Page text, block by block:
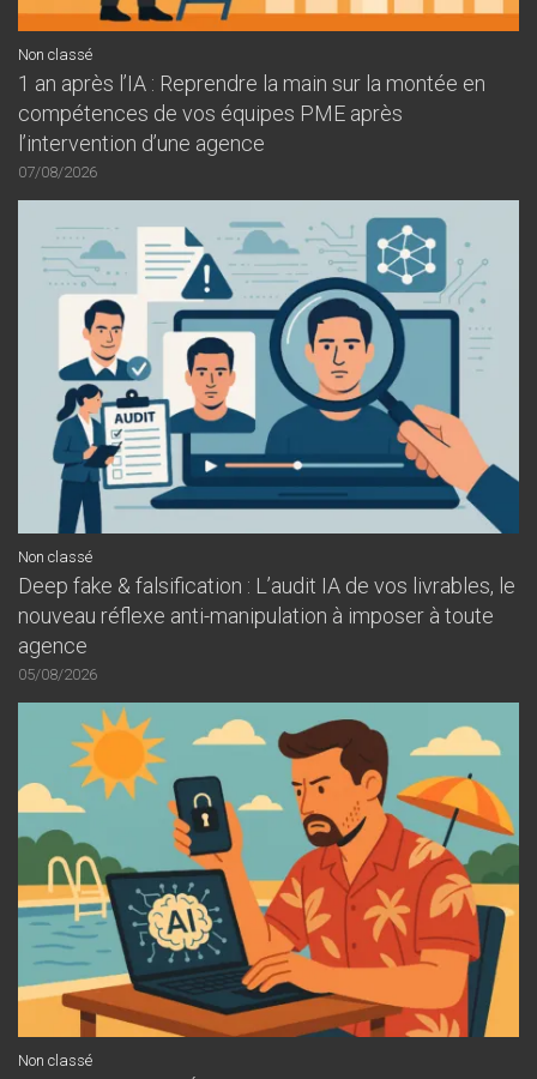
Non classé
1 an après l’IA : Reprendre la main sur la montée en
compétences de vos équipes PME après
l’intervention d’une agence
07/08/2026
Non classé
Deep fake & falsification : L’audit IA de vos livrables, le
nouveau réflexe anti-manipulation à imposer à toute
agence
05/08/2026
Non classé